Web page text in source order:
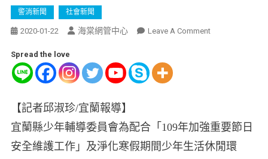
警消新聞 社會新聞
2020-01-22 海棠網管中心 Leave A Comment
Spread the love
【記者邱淑珍/宜蘭報導】
宜蘭縣少年輔導委員會為配合「109年加強重要節日
安全維護工作」及淨化寒假期間少年生活休閒環